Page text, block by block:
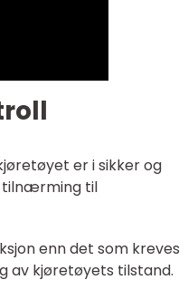
er i sikker og
tilnærming til
enn det som kreves
av kjøretøyets tilstand.